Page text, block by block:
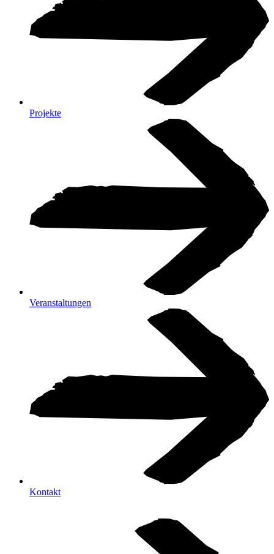
Projekte
Veranstaltungen
Kontakt